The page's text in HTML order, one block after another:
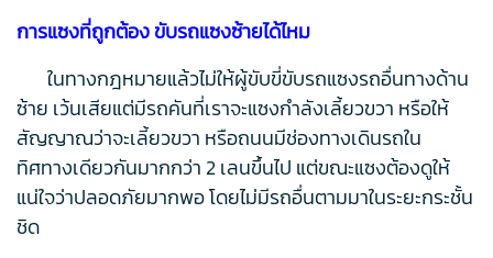
การแซงที่ถูกต้อง ขับรถแซงซ้ายได้ไหม
ในทางกฎหมายแล้วไม่ให้ผู้ขับขี่ขับรถแซงรถอื่นทางด้าน
ซ้าย เว้นเสียแต่มีรถคันที่เราจะแซงกำลังเลี้ยวขวา หรือให้
สัญญาณว่าจะเลี้ยวขวา หรือถนนมีช่องทางเดินรถใน
ทิศทางเดียวกันมากกว่า 2 เลนขึ้นไป แต่ขณะแซงต้องดูให้
แน่ใจว่าปลอดภัยมากพอ โดยไม่มีรถอื่นตามมาในระยะกระชั้น
ชิด